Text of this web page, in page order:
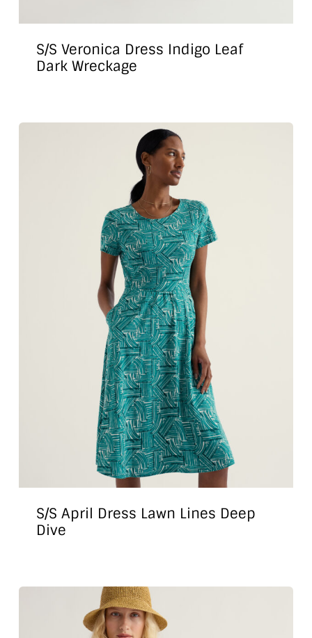
S/S Veronica Dress Indigo Leaf
Dark Wreckage
S/S April Dress Lawn Lines Deep
Dive